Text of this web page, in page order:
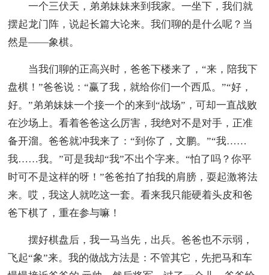
一个三伏天，弟弟妹妹来到我家。一坐下，我们就
摆起龙门阵，说起长篇大论来。我们聊的是什么呢？当
然是——象棋。
当我们聊的正高兴时，爸爸下楼来了，“来，陪我下
盘棋！”爸爸说：“赢了我，就给你们一个西瓜。”“好，
好。”弟弟妹妹一个接一个的来到“战场”，可却一直战败
在沙场上。看着爸爸这么厉害，我绝对不是对手，正准
备开溜。爸爸就冲我来了：“到你了，文鹏。”“我……
我……我。”可是我却“我”不出个字来。“怕了吗？你平
时可不是这样的呀！”爸爸拍了拍我的肩膀，耍起激将法
来。哎，我这人就吃这一套。看来我只能硬着头皮和爸
爸下棋了，重在参与嘛！
摆好棋盘后，我一马当先，出兵。爸爸也不示弱，
飞起“象”来。我的做战方法是：不管其它，先把马和车